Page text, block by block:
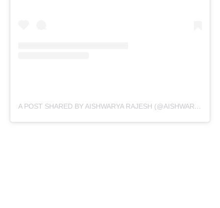
A POST SHARED BY AISHWARYA RAJESH (@AISHWARYARAJESSH)